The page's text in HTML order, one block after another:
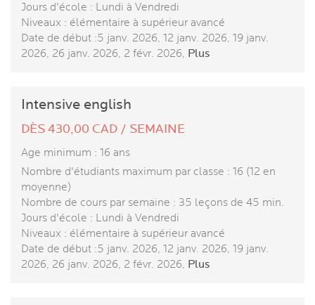
Jours d'école : Lundi à Vendredi
Niveaux : élémentaire à supérieur avancé
Date de début :5 janv. 2026, 12 janv. 2026, 19 janv.
2026, 26 janv. 2026, 2 févr. 2026, Plus
Intensive english
DÈS 430,00 CAD / SEMAINE
Age minimum : 16 ans
Nombre d'étudiants maximum par classe : 16 (12 en
moyenne)
Nombre de cours par semaine : 35 leçons de 45 min.
Jours d'école : Lundi à Vendredi
Niveaux : élémentaire à supérieur avancé
Date de début :5 janv. 2026, 12 janv. 2026, 19 janv.
2026, 26 janv. 2026, 2 févr. 2026, Plus